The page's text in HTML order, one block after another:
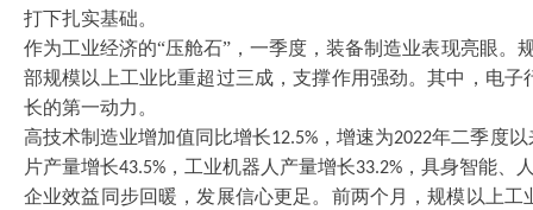
打下扎实基础。
作为工业经济的“压舱石”，一季度，装备制造业表现亮眼。
部规模以上工业比重超过三成，支撑作用强劲。其中，电子
长的第一动力。
高技术制造业增加值同比增长12.5% ，增速为2022年二季度以
片产量增长43.5% ，工业机器人产量增长33.2% ，具身智能、
企业效益同步回暖，发展信心更足。前两个月，规模以上工